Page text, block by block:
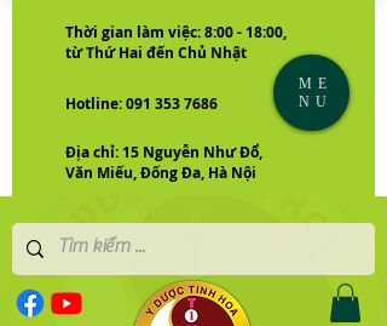
Thời gian làm việc: 8:00 - 18:00,
từ Thứ Hai đến Chủ Nhật
Hotline: 091 353 7686
Địa chỉ: 15 Nguyễn Như Đổ,
Văn Miếu, Đống Đa, Hà Nội
ME
NU